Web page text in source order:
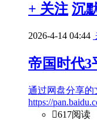
+ 关注 沉
2026-4-14 04:44
帝国时代3
通过网盘分享的
https://
617阅读